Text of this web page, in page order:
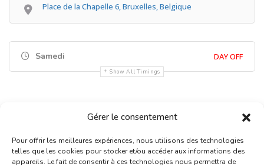
Gérer le consentement
Pour offrir les meilleures expériences, nous utilisons des technologies
telles que les cookies pour stocker et/ou accéder aux informations des
appareils. Le fait de consentir à ces technologies nous permettra de
Place de la Chapelle 6, Bruxelles, Belgique
Samedi DAY OFF
Show All Timings